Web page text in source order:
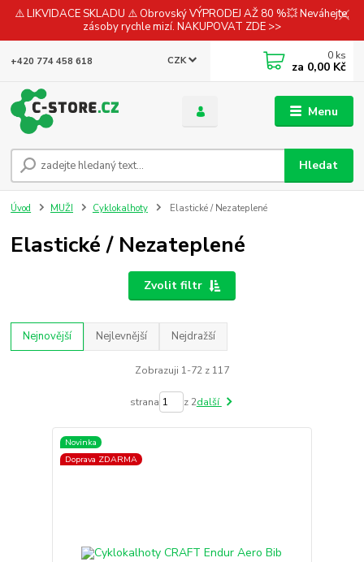
⚠️ LIKVIDACE SKLADU ⚠️ Obrovský VÝPRODEJ AŽ 80 %💥 Neváhejte,
zásoby rychle mizí. NAKUPOVAT ZDE >>
Menu
CZK
Hledat
+420 774 458 618 0 ks
za 0,00 Kč
Úvod MUŽI Cyklokalhoty Elastické / Nezateplené
Elastické / Nezateplené
Zvolit filtr
Nejnovější Nejlevnější Nejdražší
Zobrazuji 1-72 z 117
strana z 2další
Novinka
Doprava ZDARMA